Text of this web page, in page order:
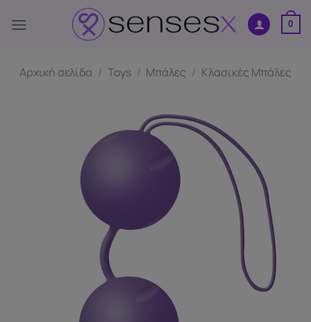
στο
0
Αρχική σελίδα / Toys / Μπάλες / Κλασικές Μπάλες